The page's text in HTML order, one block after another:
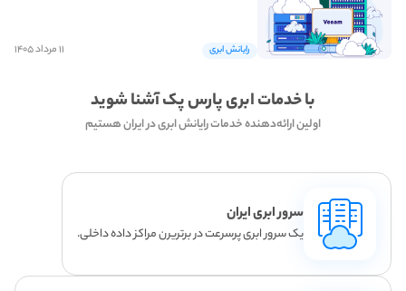
رایانش ابری ۱۱ مرداد ۱۴۰۵
با خدمات ابری پارس پک آشنا شوید
اولین ارائه‌دهنده خدمات رایانش ابری در ایران هستیم
سرور ابری ایران
یک سرور ابری پرسرعت در برتریرن مراکز داده داخلی.